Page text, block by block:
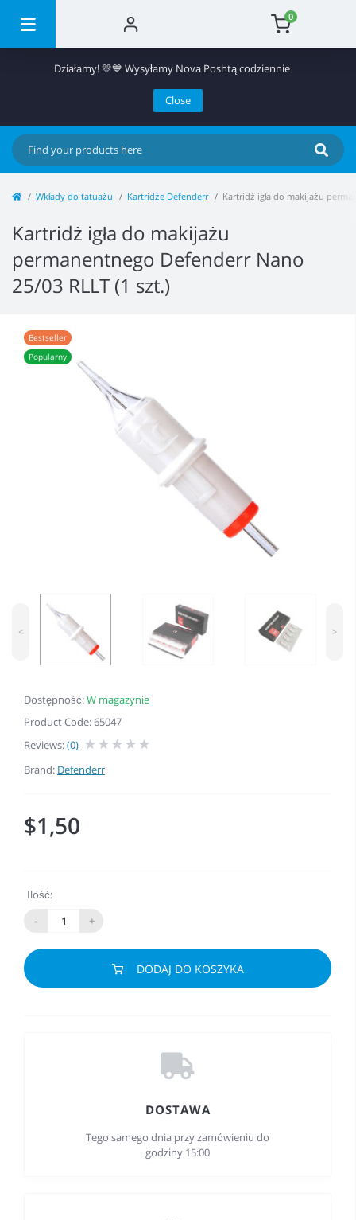
0
Działamy! 💛💙 Wysyłamy Nova Poshtą codziennie
Close
Wkłady do tatuażu Kartridże Defenderr Kartridż igła do makijażu
Kartridż igła do makijażu
permanentnego Defenderr Nano
25/03 RLLT (1 szt.)
Dostępność:W magazynie
Product Code: 65047
Reviews:(0)
Brand: Defenderr
Bestseller
Popularny
< >
$1,50
Ilość:
-
+
DODAJ DO KOSZYKA
DOSTAWA
Tego samego dnia przy zamówieniu do
godziny 15:00